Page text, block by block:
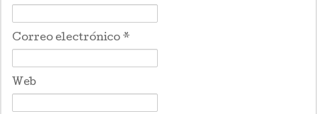
Correo electrónico *
Web